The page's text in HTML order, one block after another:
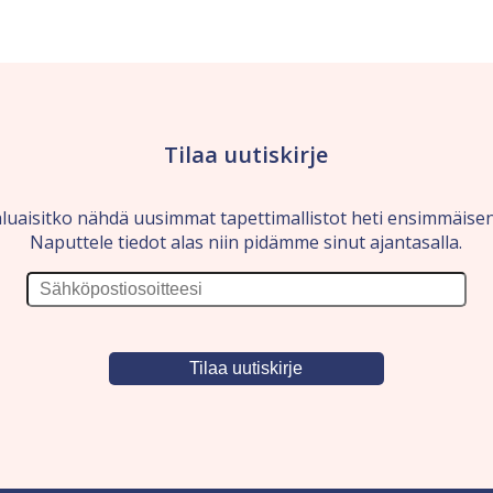
Tilaa uutiskirje
nähdä uusimmat tapettimallistot heti
Naputtele tiedot alas niin pidämme sinut ajantasalla.